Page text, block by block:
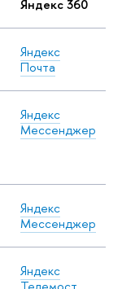
Яндекс 360
Яндекс
Почта
Яндекс
Мессенджер
Яндекс
Мессенджер
Яндекс